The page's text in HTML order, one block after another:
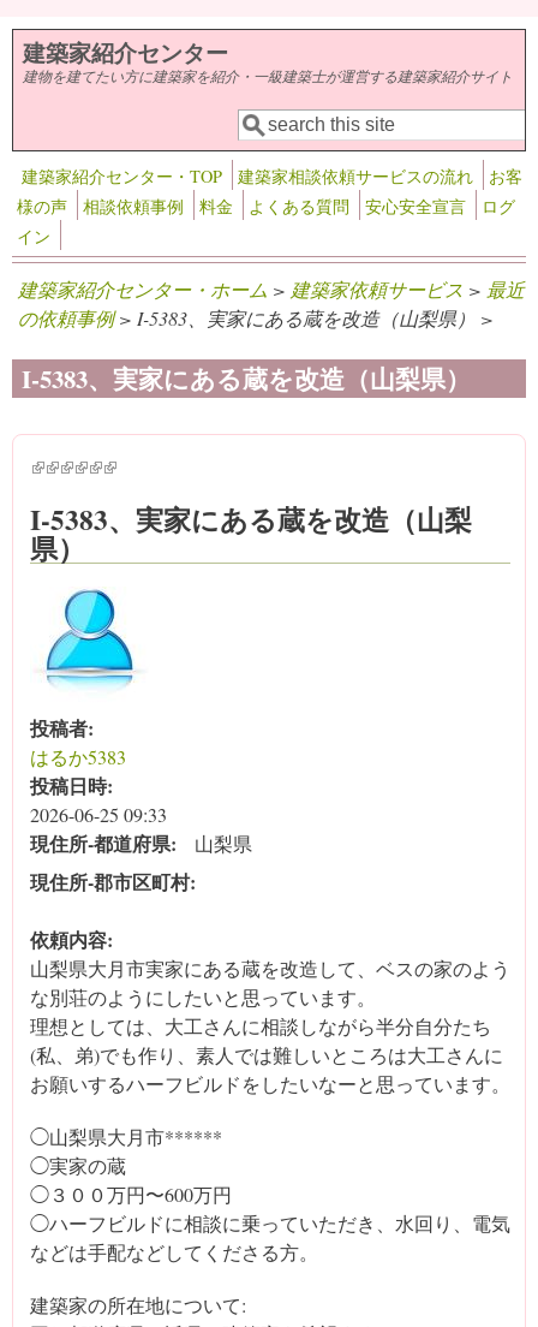
メインコンテンツに移動
建築家紹介センター
建物を建てたい方に建築家を紹介・一級建築士が運営する建築家紹介サイト
検索フォーム
検索
建築家紹介センター・TOP 建築家相談依頼サービスの流れ
お客
様の声
相談依頼事例 料金 よくある質問 安心安全宣言
ログ
イン
建築家紹介センター・ホーム > 建築家依頼サービス > 最近
の依頼事例> I-5383、実家にある蔵を改造（山梨県） >
I-5383、実家にある蔵を改造（山梨県）
(link is external)
(link is external)
(link is external)
(link is external)
(link is external)
(link is external)
I-5383、実家にある蔵を改造（山梨
県）
投稿者:
はるか5383
投稿日時:
2026-06-25 09:33
現住所‐都道府県: 山梨県
現住所‐郡市区町村:
依頼内容:
山梨県大月市実家にある蔵を改造して、ベスの家のよう
な別荘のようにしたいと思っています。
理想としては、大工さんに相談しながら半分自分たち
(私、弟)でも作り、素人では難しいところは大工さんに
お願いするハーフビルドをしたいなーと思っています。
◯山梨県大月市******
◯実家の蔵
◯３００万円〜600万円
◯ハーフビルドに相談に乗っていただき、水回り、電気
などは手配などしてくださる方。
建築家の所在地について: